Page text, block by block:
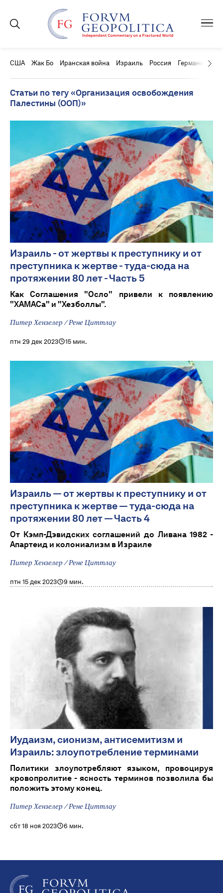
США Жак Бо Иранская война Израиль Россия Германия
Статьи по тегу «Организация освобождения
Палестины (ООП)»
Израиль - от жертвы к преступнику и от
преступника к жертве - туда-сюда на
протяжении 80 лет - Часть 5
Как Соглашения "Осло" привели к появлению
"ХАМАСа" и "Хезболлы".
Питер Хензелер / Рене Циттлау
птн 29 дек 2023 15 мин.
Израиль — от жертвы к преступнику и от
преступника к жертве — туда-сюда на
протяжении 80 лет — Часть 4
От Кэмп-Дэвидских соглашений до Ливана 1982 -
Апартеид и колониализм в Израиле
Питер Хензелер / Рене Циттлау
птн 15 дек 2023 9 мин.
Иудаизм, сионизм, антисемитизм и
Израиль: злоупотребление терминами
Политики злоупотребляют языком, провоцируя
кровопролитие - ясность терминов позволила бы
положить этому конец.
Питер Хензелер / Рене Циттлау
сбт 18 ноя 2023 6 мин.